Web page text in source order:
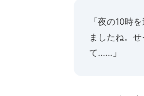
「夜の10時
ましたね。
て......」